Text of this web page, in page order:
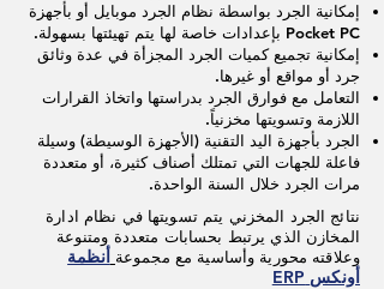
إمكانية الجرد بواسطة نظام الجرد موبايل أو بأجهزة
Pocket PC بإعدادات خاصة لها يتم تهيئتها بسهولة.
إمكانية تجميع كميات الجرد المجزأة في عدة وثائق
جرد أو مواقع أو غيرها.
التعامل مع فوارق الجرد بدراستها واتخاذ القرارات
اللازمة وتسويتها مخزنياً.
الجرد بأجهزة اليد التقنية (الأجهزة الوسيطة) وسيلة
فاعلة للجهات التي تمتلك أصناف كثيرة، أو متعددة
مرات الجرد خلال السنة الواحدة.
نتائج الجرد المخزني يتم تسويتها في نظام ادارة
المخازن الذي يرتبط بحسابات متعددة ومتنوعة
وعلاقته محورية وأساسية مع مجموعة أنظمة
أونكس